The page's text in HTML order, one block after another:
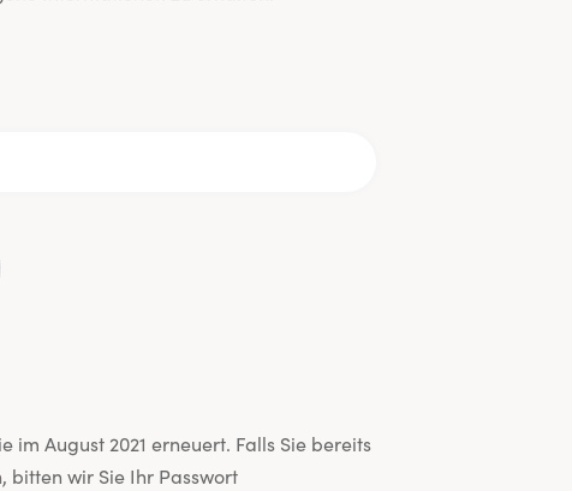
im August 2021 erneuert. Falls Sie bereits
bitten wir Sie Ihr Passwort